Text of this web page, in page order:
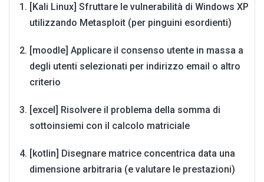
[Kali Linux] Sfruttare le vulnerabilità di Windows XP
utilizzando Metasploit (per pinguini esordienti)
[moodle] Applicare il consenso utente in massa a
degli utenti selezionati per indirizzo email o altro
criterio
[excel] Risolvere il problema della somma di
sottoinsiemi con il calcolo matriciale
[kotlin] Disegnare matrice concentrica data una
dimensione arbitraria (e valutare le prestazioni)